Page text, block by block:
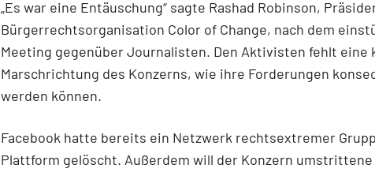
„Es war eine Entäuschung“ sagte Rashad Robinson,
Bürgerrechtsorganisation Color of Change, nach dem
Meeting gegenüber Journalisten. Den Aktivisten fehlt eine
Marschrichtung des Konzerns, wie ihre Forderungen
werden können.
Facebook hatte bereits ein Netzwerk rechtsextremer
Plattform gelöscht. Außerdem will der Konzern umstrittene